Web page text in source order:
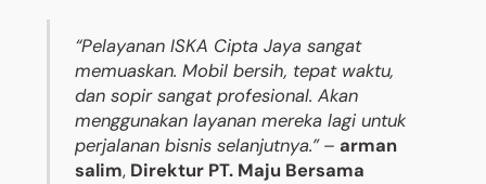
“Pelayanan ISKA Cipta Jaya sangat
memuaskan. Mobil bersih, tepat waktu,
dan sopir sangat profesional. Akan
menggunakan layanan mereka lagi untuk
perjalanan bisnis selanjutnya.”– arman
salim,Direktur PT. Maju Bersama